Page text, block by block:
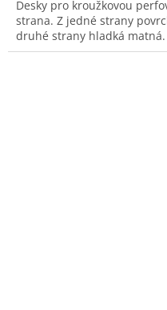
Desky pro kroužkovou
strana. Z jedné strany
druhé strany hladká matná.